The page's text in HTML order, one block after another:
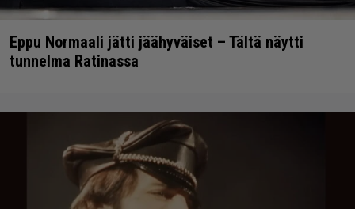
Eppu Normaali jätti jäähyväiset – Tältä näytti
tunnelma Ratinassa